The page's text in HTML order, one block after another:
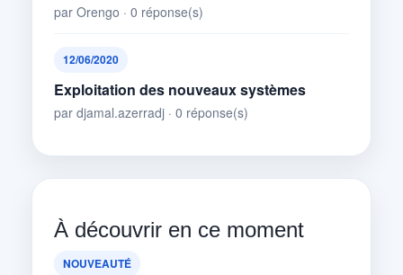
par Orengo · 0 réponse(s)
12/06/2020
Exploitation des nouveaux systèmes
par djamal.azerradj · 0 réponse(s)
À découvrir en ce moment
NOUVEAUTÉ